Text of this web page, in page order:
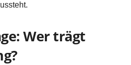
Wer trägt